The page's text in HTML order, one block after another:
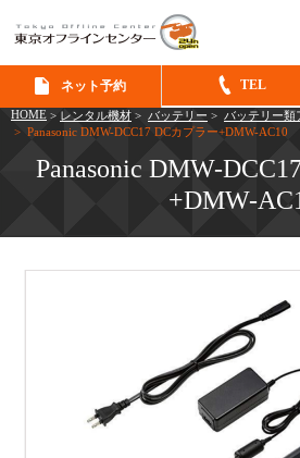
ネット予約 TEL
HOME > レンタル機材 > バッテリー > バッテリー類
> Panasonic DMW-DCC17 DCカプラー+DMW-AC10
Panasonic DMW-
+DMW-